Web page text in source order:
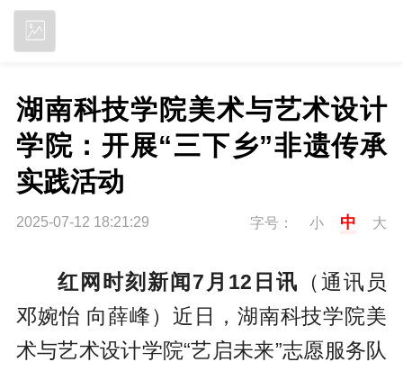
湖南科技学院美术与艺术设计
学院：开展“三下乡”非遗传承
实践活动
2025-07-12 18:21:29 字号： 小 中 大
红网时刻新闻7月12日讯 （通讯员
邓婉怡 向薛峰）近日，湖南科技学院美
术与艺术设计学院“艺启未来”志愿服务队